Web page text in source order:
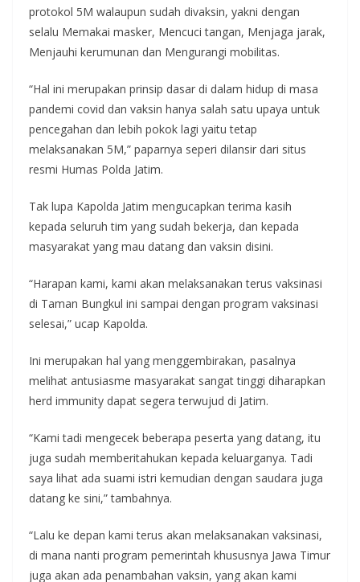
protokol 5M walaupun sudah divaksin, yakni dengan
selalu Memakai masker, Mencuci tangan, Menjaga jarak,
Menjauhi kerumunan dan Mengurangi mobilitas.
“Hal ini merupakan prinsip dasar di dalam hidup di masa
pandemi covid dan vaksin hanya salah satu upaya untuk
pencegahan dan lebih pokok lagi yaitu tetap
melaksanakan 5M,” paparnya seperi dilansir dari situs
resmi Humas Polda Jatim.
Tak lupa Kapolda Jatim mengucapkan terima kasih
kepada seluruh tim yang sudah bekerja, dan kepada
masyarakat yang mau datang dan vaksin disini.
“Harapan kami, kami akan melaksanakan terus vaksinasi
di Taman Bungkul ini sampai dengan program vaksinasi
selesai,” ucap Kapolda.
Ini merupakan hal yang menggembirakan, pasalnya
melihat antusiasme masyarakat sangat tinggi diharapkan
herd immunity dapat segera terwujud di Jatim.
“Kami tadi mengecek beberapa peserta yang datang, itu
juga sudah memberitahukan kepada keluarganya. Tadi
saya lihat ada suami istri kemudian dengan saudara juga
datang ke sini,” tambahnya.
“Lalu ke depan kami terus akan melaksanakan vaksinasi,
di mana nanti program pemerintah khususnya Jawa Timur
juga akan ada penambahan vaksin, yang akan kami